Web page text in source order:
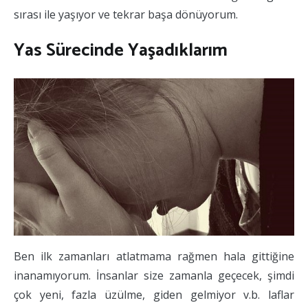
sırası ile yaşıyor ve tekrar başa dönüyorum.
Yas Sürecinde Yaşadıklarım
Ben ilk zamanları atlatmama rağmen hala gittiğine
inanamıyorum. İnsanlar size zamanla geçecek, şimdi
çok yeni, fazla üzülme, giden gelmiyor v.b. laflar